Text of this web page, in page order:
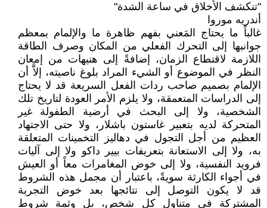
"تنكشف الأخلاق في ساعة الشدة"
أندريه موروا
غالباً ما يحتاج المَعني بفهم ظاهرة ما والإلمام بمعظم
جوانبها إلى التحرك الفعلي من المكان وصرف الطاقة
اللازمة لاقتطاع الزمان، إضافةً إلى هنيهات من إمعان
النظر في الموضوع أو الشيء المراد بلوغ ناصيته، إلاَّ أن
الإلمام بصميم صاحب ردات الفعل السريعة قد لا يحتاج
إلى الدراسات المتعمقة، ولا يلزم الأمر العودة لتاريخ تلك
الشخصية، ولا إلى البحث في أرضية الطفولة غير
المتحركة لديه بتعبير غاستون باشلار، ولا حتى الاجتهاد
العظيم من أجل التجول في دهاليز التخمينات المتعلقة
به، ولا إلى الاستعانة بتعريفات بيير داكو ولا إلى آليات
فرويد النفسية، ولا إلى خوض المغامرات معاً أو العيش
في أجواء الكارثة سويةً، باعتبار أن مجمل هذه الشروط
قد لا يكون التوصل إلى نتائجها بعد خوض التجربة
المشتركة في متناول كل شخص، بل وثمة شروط